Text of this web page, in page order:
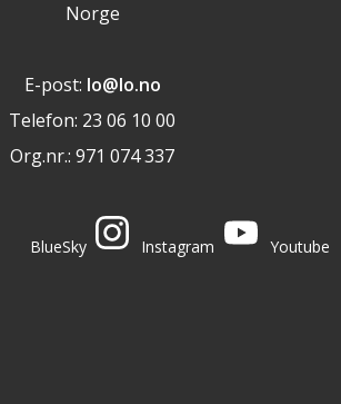
Norge
E-post: lo@lo.no
Telefon: 23 06 10 00
Org.nr.: 971 074 337
medier
BlueSky
Instagram
Youtube